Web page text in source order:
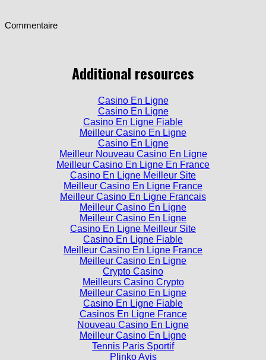
Commentaire
Additional resources
Casino En Ligne
Casino En Ligne
Casino En Ligne Fiable
Meilleur Casino En Ligne
Casino En Ligne
Meilleur Nouveau Casino En Ligne
Meilleur Casino En Ligne En France
Casino En Ligne Meilleur Site
Meilleur Casino En Ligne France
Meilleur Casino En Ligne Francais
Meilleur Casino En Ligne
Meilleur Casino En Ligne
Casino En Ligne Meilleur Site
Casino En Ligne Fiable
Meilleur Casino En Ligne France
Meilleur Casino En Ligne
Crypto Casino
Meilleurs Casino Crypto
Meilleur Casino En Ligne
Casino En Ligne Fiable
Casinos En Ligne France
Nouveau Casino En Ligne
Meilleur Casino En Ligne
Tennis Paris Sportif
Plinko Avis